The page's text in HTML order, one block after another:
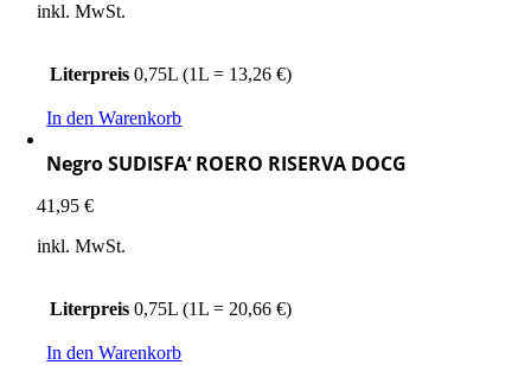
inkl. MwSt.
Literpreis 0,75L (1L = 13,26 €)
In den Warenkorb
Negro SUDISFA‘ ROERO RISERVA DOCG
41,95€
inkl. MwSt.
Literpreis 0,75L (1L = 20,66 €)
In den Warenkorb